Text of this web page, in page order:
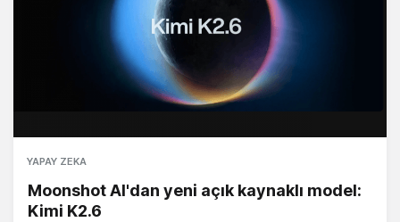
YAPAY ZEKA
Moonshot AI'dan yeni açık kaynaklı model:
Kimi K2.6